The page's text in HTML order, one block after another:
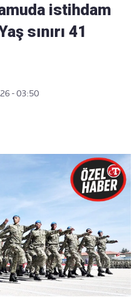
istihdam
sınırı 41
- 03:50